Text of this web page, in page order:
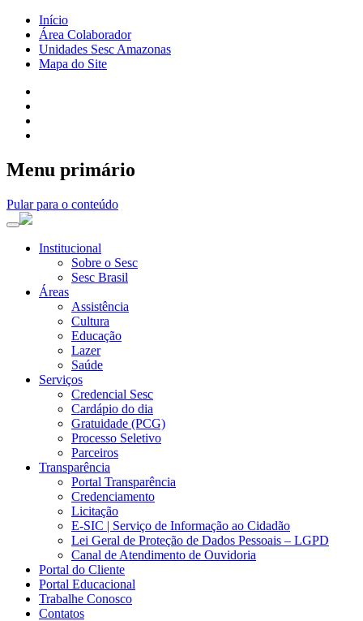
Início
Área Colaborador
Unidades Sesc Amazonas
Mapa do Site
Menu primário
Pular para o conteúdo
Institucional
Sobre o Sesc
Sesc Brasil
Áreas
Assistência
Cultura
Educação
Lazer
Saúde
Serviços
Credencial Sesc
Cardápio do dia
Gratuidade (PCG)
Processo Seletivo
Parceiros
Transparência
Portal Transparência
Credenciamento
Licitação
E-SIC | Serviço de Informação ao Cidadão
Lei Geral de Proteção de Dados Pessoais – LGPD
Canal de Atendimento de Ouvidoria
Portal do Cliente
Portal Educacional
Trabalhe Conosco
Contatos